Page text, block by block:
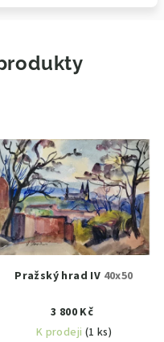
Pražský hrad IV 40x50
3 800 Kč
K prodeji (1 ks)